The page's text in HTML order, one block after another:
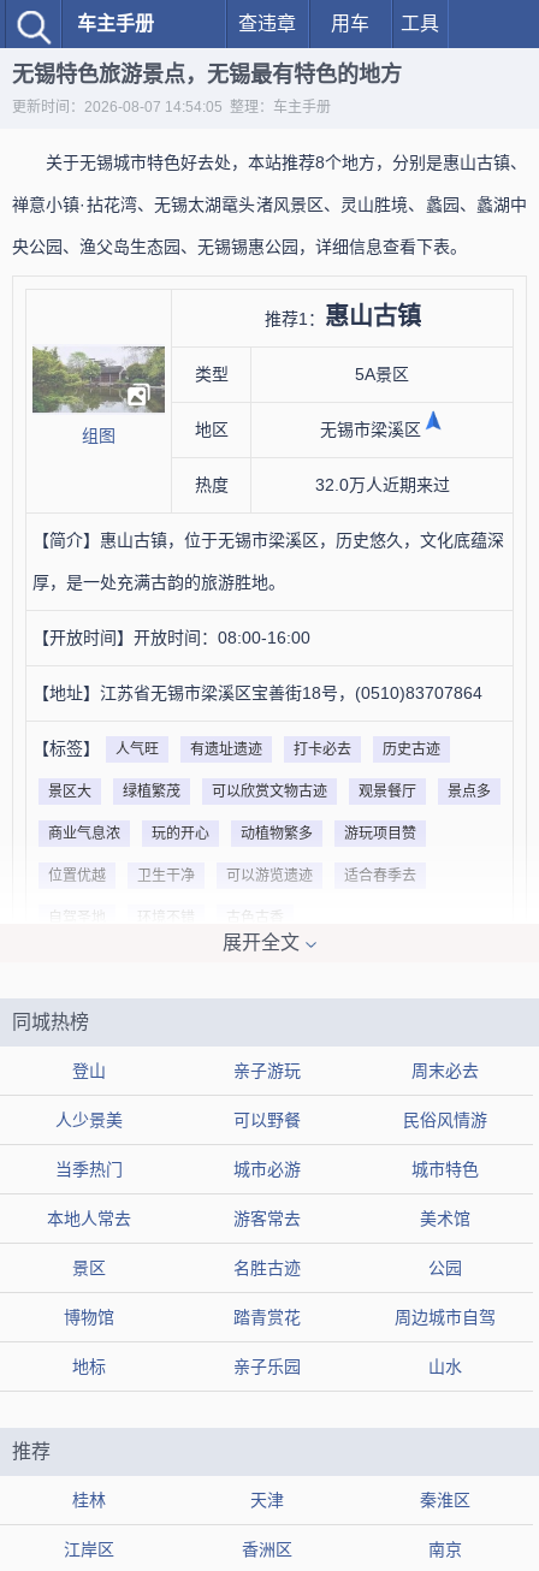
车主手册 查违章 用车 工具
无锡特色旅游景点，无锡最有特色的地方
更新时间：2026-08-07 14:54:05 整理：车主手册
关于无锡城市特色好去处，本站推荐8个地方，分别是惠山古镇、
禅意小镇·拈花湾、无锡太湖鼋头渚风景区、灵山胜境、蠡园、蠡湖中
央公园、渔父岛生态园、无锡锡惠公园，详细信息查看下表。
组图
推荐1： 惠山古镇
类型 5A景区
地区 无锡市梁溪区
热度 32.0万人近期来过
【简介】惠山古镇，位于无锡市梁溪区，历史悠久，文化底蕴深
厚，是一处充满古韵的旅游胜地。
【开放时间】开放时间：08:00-16:00
【地址】江苏省无锡市梁溪区宝善街18号，(0510)83707864
【标签】 人气旺 有遗址遗迹 打卡必去 历史古迹
景区大 绿植繁茂 可以欣赏文物古迹 观景餐厅 景点多
商业气息浓 玩的开心 动植物繁多 游玩项目赞
位置优越 卫生干净 可以游览遗迹 适合春季去
环境不错 古色古香
评论1：体验大自然的馈赠
评论3：要想找到一个让女孩子们感到舒适自在的地方，不妨来这里试
试
推荐2：禅意小镇·拈花湾
【简介】禅意小镇·拈花湾位于无锡市滨湖区，是一个以禅修、
文化、自然为主题的特色小镇。
【开放时间】一月至十二月 周一至周日 开放时间: 00:00-24:00
【地址】江苏省无锡市滨湖区环山西路68号，(0510)85086637
展开全文
同城热榜
登山 亲子游玩 周末必去
人少景美 可以野餐 民俗风情游
当季热门 城市必游 城市特色
本地人常去 游客常去 美术馆
景区 名胜古迹 公园
博物馆 踏青赏花 周边城市自驾
地标 亲子乐园 山水
推荐
桂林 天津 秦淮区
江岸区 香洲区 南京